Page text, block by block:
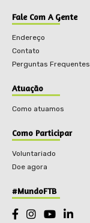
Fale Com A Gente
Endereço
Contato
Perguntas Frequentes
Atuação
Como atuamos
Como Participar
Voluntariado
Doe agora
#MundoFTB